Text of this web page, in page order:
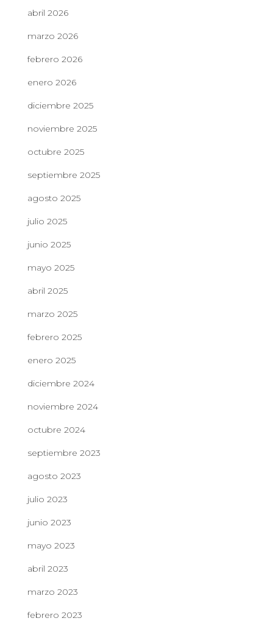
abril 2026
marzo 2026
febrero 2026
enero 2026
diciembre 2025
noviembre 2025
octubre 2025
septiembre 2025
agosto 2025
julio 2025
junio 2025
mayo 2025
abril 2025
marzo 2025
febrero 2025
enero 2025
diciembre 2024
noviembre 2024
octubre 2024
septiembre 2023
agosto 2023
julio 2023
junio 2023
mayo 2023
abril 2023
marzo 2023
febrero 2023